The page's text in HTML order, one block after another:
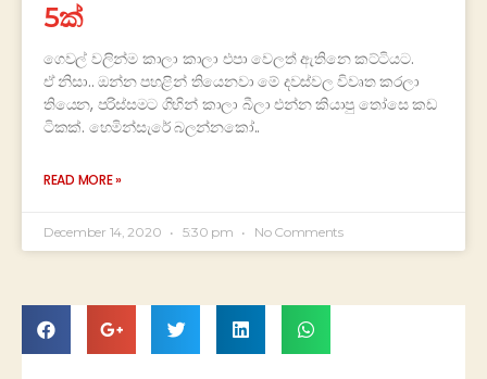
5ක්
ගෙවල් වලින්ම කාලා කාලා එපා වෙලත් ඇතිනෙ කට්ටියට.
ඒ නිසා.. ඔන්න පහළින් තියෙනවා මේ දවස්වල විවෘත කරලා
තියෙන, පරිස්සමට ගිහින් කාලා බීලා එන්න කියාපු තෝසෙ කඩ
ටිකක්. හෙමින්සැරේ බලන්නකෝ..
READ MORE »
December 14, 2020 5:30 pm No Comments